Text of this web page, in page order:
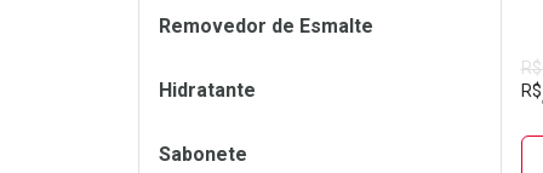
R$
Removedor de Esmalte
Hidratante
Sabonete